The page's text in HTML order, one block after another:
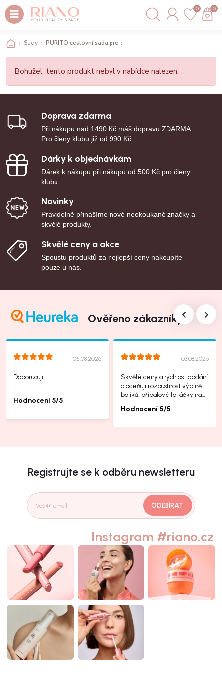
0 0
Sady PURITO cestovní sada pro citlivou pleť Wonder Releaf
Bohužel, tento produkt nebyl v nabídce nalezen.
Doprava zdarma
Při nákupu nad 1490 Kč máš dopravu ZDARMA.
Pro členy klubu již od 990 Kč.
Dárky k objednávkám
Dárek k nákupu při nákupu od 500 Kč pro členy
klubu.
Novinky
Pravidelně přinášíme nové neokoukané značky a
skvělé produkty.
Skvělé ceny a akce
Spoustu produktů za nejlepší ceny nakoupíte
pouze u nás.
Ověřeno zákazníky
05.08.2026
Doporucuji
Hodnocení 5/5
03.08.2026
Skvělé ceny a rychlost dodání
a oceňuji rozpustnost výplně
balíků, příbalové letáčky na
Hodnocení 5/5
Registrujte se k odběru newsletteru
ODEBÍRAT
Instagram #riano.cz